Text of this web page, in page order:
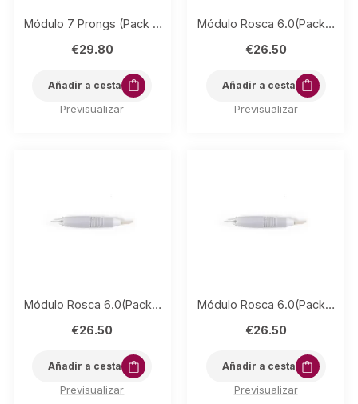
Añadir a cesta
Previsualizar
Módulo 7 Prongs (Pack 5)
€29.80
Añadir a cesta
Previsualizar
Módulo Rosca 6.0(Pack 5) 18 púas SLOPE
€26.50
Añadir a cesta
Previsualizar
Módulo Rosca 6.0(Pack 5) 15 púas LINEA
€26.50
Añadir a cesta
Previsualizar
Módulo Rosca 6.0(Pack 5) 7 púas LINEA
€26.50